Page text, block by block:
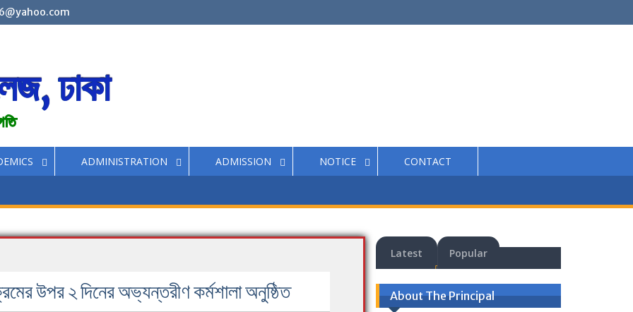
ঢাকা
ADMINISTRATION ADMISSION NOTICE CONTACT
উপর ২ দিনের অভ্যন্তরীণ কর্মশালা অনুষ্ঠিত
Latest Popular
About The Principal